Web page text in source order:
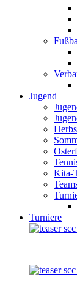
Jugend
Kita-
Turniere